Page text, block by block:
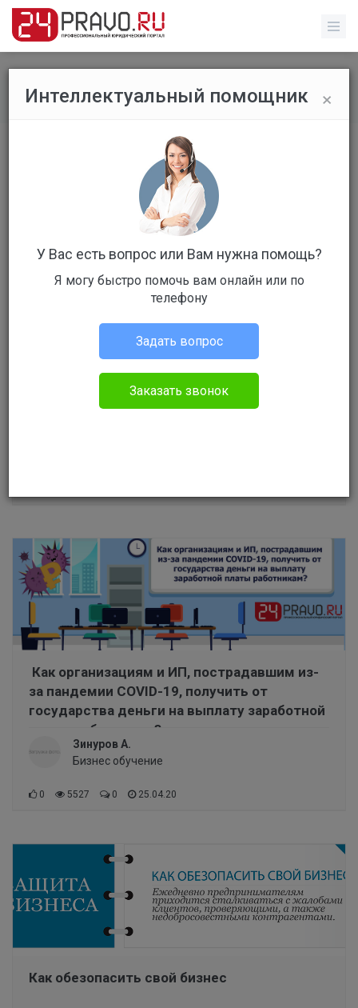
Все публикации / Бизнес обучение
Показано 1-11 из 11 публикаций
Открыть форму поиска
​ Как организациям и ИП, пострадавшим из-
за пандемии COVID-19, получить от
государства деньги на выплату заработной
платы работникам?
Зинуров А.
Бизнес обучение
0 5527 0 25.04.20
Как обезопасить свой бизнес
×
Интеллектуальный помощник
У Вас есть вопрос или Вам нужна помощь?
Я могу быстро помочь вам онлайн или по
телефону
Задать вопрос
Заказать звонок